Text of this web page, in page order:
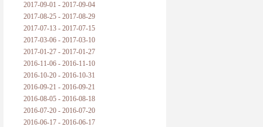
2017-09-01 - 2017-09-04
2017-08-25 - 2017-08-29
2017-07-13 - 2017-07-15
2017-03-06 - 2017-03-10
2017-01-27 - 2017-01-27
2016-11-06 - 2016-11-10
2016-10-20 - 2016-10-31
2016-09-21 - 2016-09-21
2016-08-05 - 2016-08-18
2016-07-20 - 2016-07-20
2016-06-17 - 2016-06-17